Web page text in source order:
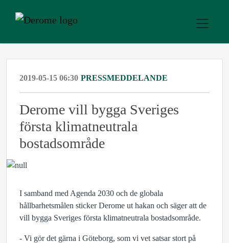
2019-05-15 06:30 PRESSMEDDELANDE
Derome vill bygga Sveriges
första klimatneutrala
bostadsområde
I samband med Agenda 2030 och de globala
hållbarhetsmålen sticker Derome ut hakan och säger att de
vill bygga Sveriges första klimatneutrala bostadsområde.
- Vi gör det gärna i Göteborg, som vi vet satsar stort på